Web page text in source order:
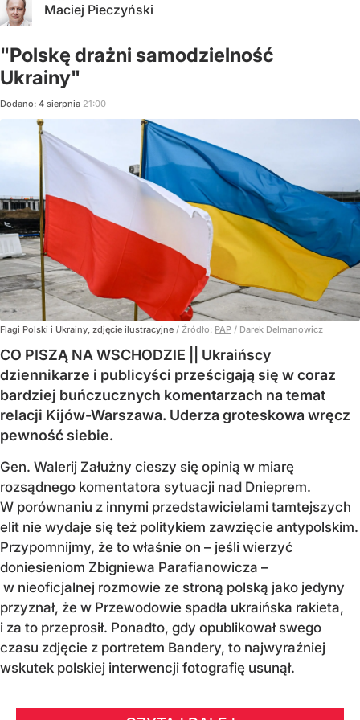
Maciej Pieczyński
"Polskę drażni samodzielność
Ukrainy"
Dodano: 4 sierpnia 21:00
Flagi Polski i Ukrainy, zdjęcie ilustracyjne / Źródło: PAP / Darek Delmanowicz
CO PISZĄ NA WSCHODZIE || Ukraińscy
dziennikarze i publicyści prześcigają się w coraz
bardziej buńczucznych komentarzach na temat
relacji Kijów-Warszawa. Uderza groteskowa wręcz
pewność siebie.
Gen. Walerij Załużny cieszy się opinią w miarę
rozsądnego komentatora sytuacji nad Dnieprem.
W porównaniu z innymi przedstawicielami tamtejszych
elit nie wydaje się też politykiem zawzięcie antypolskim.
Przypomnijmy, że to właśnie on – jeśli wierzyć
doniesieniom Zbigniewa Parafianowicza –
w nieoficjalnej rozmowie ze stroną polską jako jedyny
przyznał, że w Przewodowie spadła ukraińska rakieta,
i za to przeprosił. Ponadto, gdy opublikował swego
czasu zdjęcie z portretem Bandery, to najwyraźniej
wskutek polskiej interwencji fotografię usunął.